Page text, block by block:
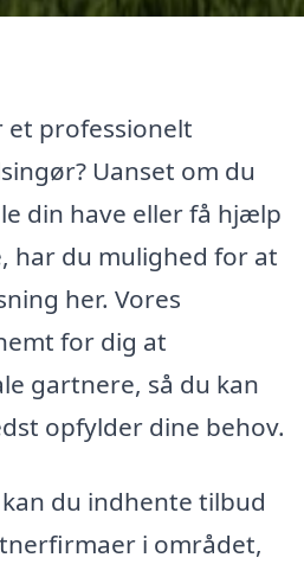
et professionelt
Uanset om du
din have eller få hjælp
har du mulighed for at
her. Vores
for dig at
gartnere, så du kan
opfylder dine behov.
du indhente tilbud
i området,